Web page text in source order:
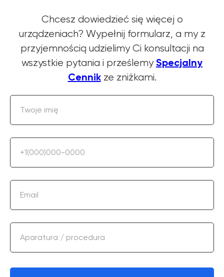
Chcesz dowiedzieć się więcej o
urządzeniach? Wypełnij formularz, a my z
przyjemnością udzielimy Ci konsultacji na
wszystkie pytania i prześlemySpecjalny
Cennikze zniżkami.
Twoje imię
+1(000)000-0000
Email
Aparatura / procedura